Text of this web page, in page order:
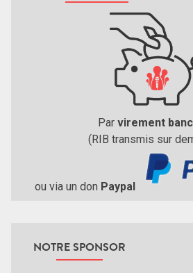
Par virement
(RIB transmis sur
ou via un don Paypal
NOTRE SPONSOR